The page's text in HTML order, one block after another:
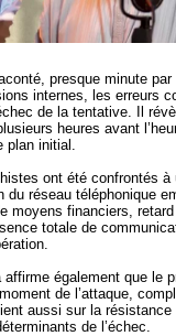
presque minute
internes, les erreurs
de la tentative. Il
heures avant
plan initial.
ont été confrontés à
du réseau téléphonique
moyens financiers,
totale de
affirme également que le
de l’attaque,
aussi sur la résistance
de l’échec.